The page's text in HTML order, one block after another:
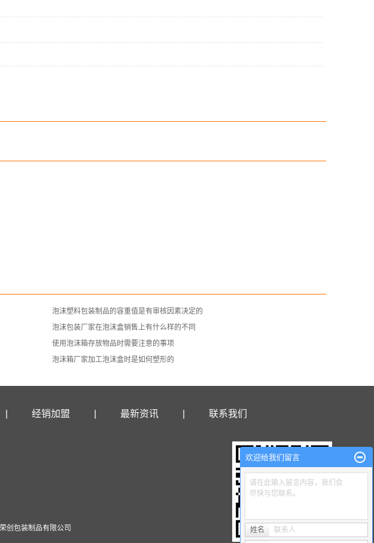
泡沫塑料包装制品的容重值是有审核因素决定的
泡沫包装厂家在泡沫盒销售上有什么样的不同
使用泡沫箱存放物品时需要注意的事项
泡沫箱厂家加工泡沫盒时是如何塑形的
经销加盟 最新资讯 联系我们
创包装制品有限公司
欢迎给我们留言
请在此输入留言内容，我们会
尽快与您联系。
姓名 联系人